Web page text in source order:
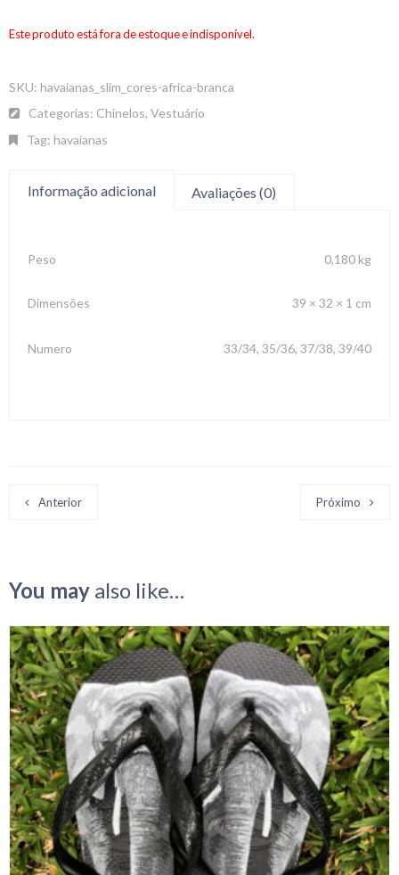
Este produto está fora de estoque e indisponível.
SKU: havaianas_slim_cores-africa-branca
Categorias: Chinelos, Vestuário
Tag: havaianas
Informação adicional Avaliações (0)
Peso 0,180 kg
Dimensões 39 × 32 × 1 cm
Numero 33/34, 35/36, 37/38, 39/40
Anterior Próximo
You may also like…